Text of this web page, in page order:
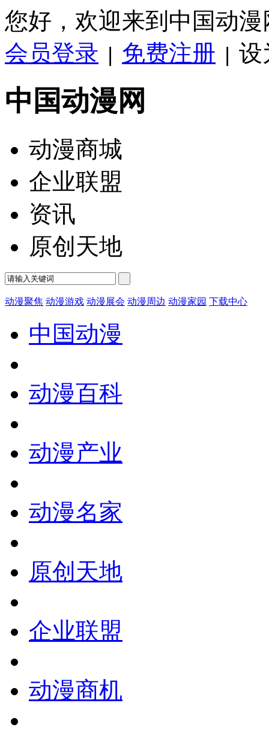
您好，欢迎来到中国动漫
会员登录
免费注册 设
中国动漫网
动漫商城
企业联盟
资讯
原创天地
动漫聚焦 动漫游戏 动漫展会 动漫周边 动漫家园 下载中心
中国动漫
动漫百科
动漫产业
动漫名家
原创天地
企业联盟
动漫商机